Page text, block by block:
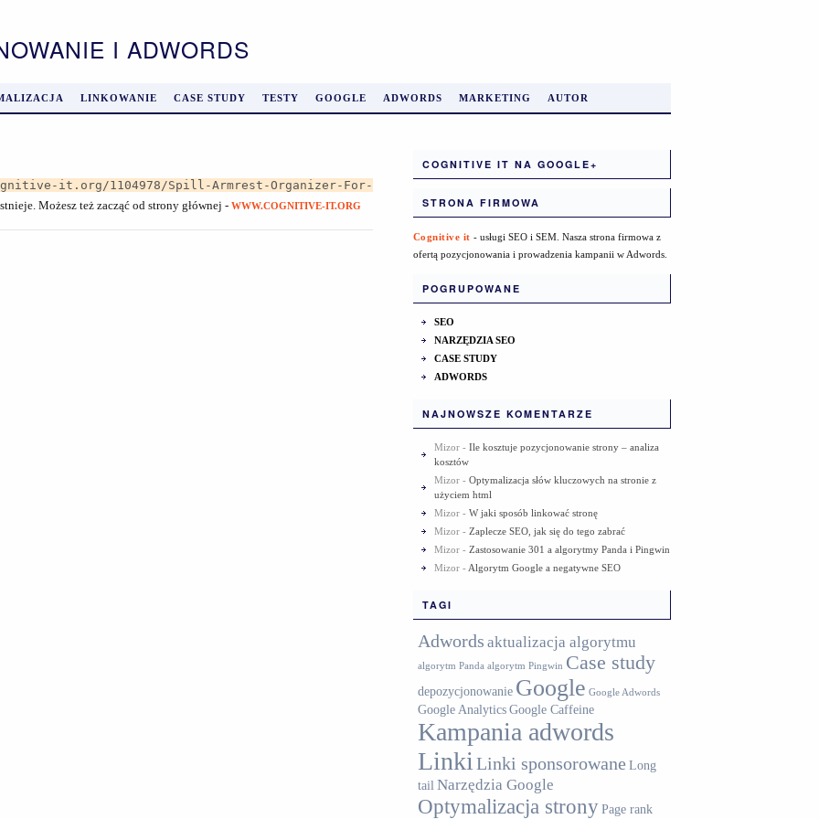
I ADWORDS
LINKOWANIE CASE STUDY TESTY GOOGLE ADWORDS MARKETING AUTOR
it.org/1104978/Spill-Armrest-Organizer-For-
Możesz też zacząć od strony głównej - WWW.COGNITIVE-IT.ORG
COGNITIVE IT NA GOOGLE+
STRONA FIRMOWA
Cognitive it - usługi SEO i SEM. Nasza strona firmowa z
ofertą pozycjonowania i prowadzenia kampanii w Adwords.
POGRUPOWANE
SEO
NARZĘDZIA SEO
CASE STUDY
ADWORDS
NAJNOWSZE KOMENTARZE
Mizor- Ile kosztuje pozycjonowanie strony – analiza
kosztów
Mizor- Optymalizacja słów kluczowych na stronie z
użyciem html
Mizor- W jaki sposób linkować stronę
Mizor- Zaplecze SEO, jak się do tego zabrać
Mizor- Zastosowanie 301 a algorytmy Panda i Pingwin
Mizor- Algorytm Google a negatywne SEO
TAGI
Adwords aktualizacja algorytmu
algorytm Panda algorytm Pingwin Case study
depozycjonowanie Google Google Adwords
Google AnalyticsGoogle Caffeine
Kampania adwords
Linki Linki sponsorowane Long
tail Narzędzia Google
Optymalizacja stronyPage rank